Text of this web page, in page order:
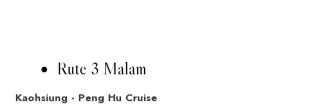
Rute 3 Malam
Kaohsiung - Peng Hu Cruise